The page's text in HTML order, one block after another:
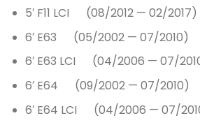
5′ F11 LCI (08/2012 — 02/2017)
6′ E63 (05/2002 — 07/2010)
6′ E63 LCI (04/2006 — 07/
6′ E64 (09/2002 — 07/2010)
6′ E64 LCI (04/2006 — 07/